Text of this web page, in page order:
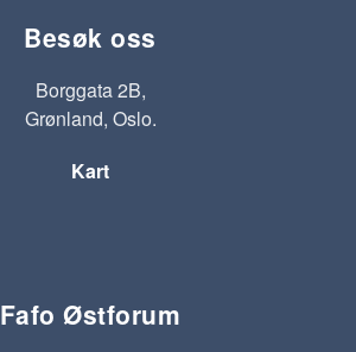
Besøk oss
Borggata 2B,
Grønland, Oslo.
Kart
Fafo Østforum